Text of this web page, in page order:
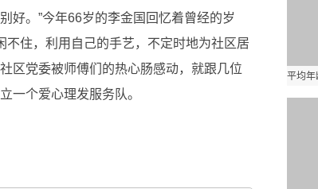
好。”今年66岁的李金国回忆着曾经的岁
住，利用自己的手艺，不定时地为社区居
区党委被师傅们的热心肠感动，就跟几位
一个爱心理发服务队。